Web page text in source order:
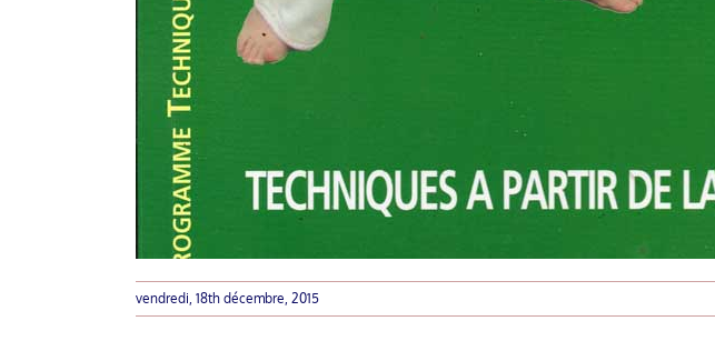
vendredi, 18th décembre, 2015